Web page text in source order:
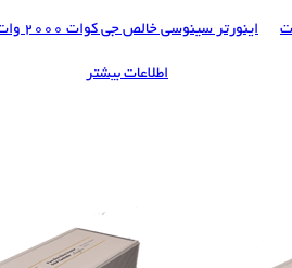
اینورتر سینوسی خالص جی کوات 2000 وات
اطلاعات بیشتر